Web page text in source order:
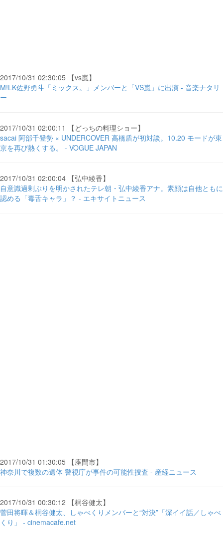
2017/10/31 02:30:05 【vs嵐】
M!LK佐野勇斗「ミックス。」メンバーと「VS嵐」に出演 - 音楽ナタリ
ー
2017/10/31 02:00:11 【どっちの料理ショー】
sacai 阿部千登勢 × UNDERCOVER 高橋盾が初対談。10.20 モードが東
京を再び熱くする。 - VOGUE JAPAN
2017/10/31 02:00:04 【弘中綾香】
自意識過剰ぶりを明かされたテレ朝・弘中綾香アナ。素顔は自他ともに
認める「毒舌キャラ」？ - エキサイトニュース
2017/10/31 01:30:05 【座間市】
神奈川で複数の遺体 警視庁が事件の可能性捜査 - 産経ニュース
2017/10/31 00:30:12 【桐谷健太】
菅田将暉＆桐谷健太、しゃべくりメンバーと“対決”「深イイ話／しゃべ
くり」 - cinemacafe.net